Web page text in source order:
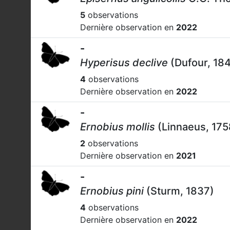
5 observations
Dernière observation en 2022
-
Hyperisus declive (Dufour,
4 observations
Dernière observation en 2022
-
Ernobius mollis (Linnaeus,
2 observations
Dernière observation en 2021
-
Ernobius pini (Sturm, 1837)
4 observations
Dernière observation en 2022